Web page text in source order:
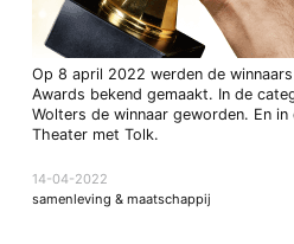
Op 8 april 2022 werden de
Awards bekend gemaakt. In de
Wolters de winnaar geworden. En in
Theater met Tolk.
14-04-2022
samenleving & maatschappij